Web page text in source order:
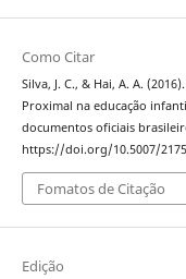
Como Citar
Silva, J. C., & Hai, A. A.
Proximal na educação
documentos oficiais
https://doi.org/10.5007/
Fomatos de Citação
Edição